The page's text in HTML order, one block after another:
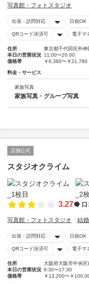
写真館・フォトスタジオ
出張・訪問対応 日祝OK
QRコード決済可 電子マ
住所
東京都千代田区外神
本日の営業状況 11:00〜20:00
価格帯
￥6,380〜￥21,780
料金・サービス
家族写真
家族写真・グループ写真
店舗公式
スタジオクライム
3.27 口
写真館・フォトスタジオ 結
出張・訪問対応 日祝OK
QRコード決済可 電子マ
住所
大阪府大阪市中央区
本日の営業状況 9:30〜17:30
価格帯
￥13,200〜￥